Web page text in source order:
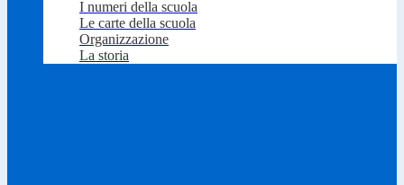
I numeri della scuola
Le carte della scuola
Organizzazione
La storia